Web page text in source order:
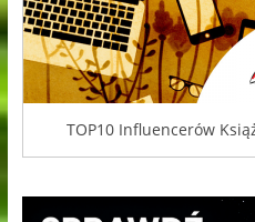
TOP10 Influencerów